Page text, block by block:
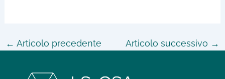
← Articolo precedente Articolo successivo →